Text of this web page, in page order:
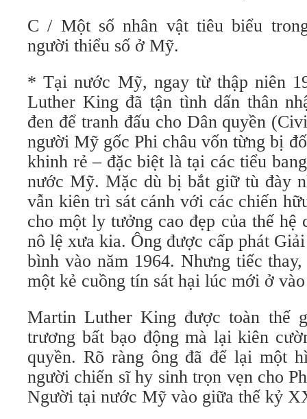
C / Một số nhân vật tiêu biểu
người thiểu số ở Mỹ.
* Tại nước Mỹ, ngay từ thập niên
Luther King đã tận tình dấn thân
đen để tranh đấu cho Dân quyền
người Mỹ gốc Phi châu vốn từng bị
khinh rẻ – đặc biệt là tại các tiểu
nước Mỹ. Mặc dù bị bắt giữ tù đày
vẫn kiên trì sát cánh với các chiến
cho một ly tưởng cao đẹp của thế hệ
nô lệ xưa kia. Ông được cấp phát
bình vào năm 1964. Nhưng tiếc
một kẻ cuồng tín sát hại lúc mới ở
Martin Luther King được toàn thế
trương bất bạo động mà lại kiên
quyền. Rõ ràng ông đã để lại một
người chiến sĩ hy sinh trọn vẹn cho
Người tại nước Mỹ vào giữa thế kỷ